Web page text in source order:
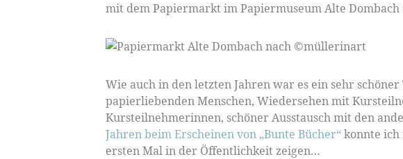
mit dem Papiermarkt im Papiermuseum Alte Dombach
Wie auch in den letzten Jahren war es ein sehr
papierliebenden Menschen, Wiedersehen mit
Kursteilnehmerinnen, schöner Ausstausch mit den
Jahren beim Erscheinen von „Bunte Bücher“konnte ich
ersten Mal in der Öffentlichkeit zeigen…